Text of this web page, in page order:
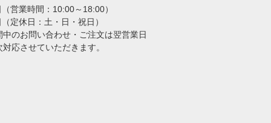
営業時間：10:00～18:00）
定休日：土・日・祝日）
中のお問い合わせ・ご注文は翌営業日
対応させていただきます。